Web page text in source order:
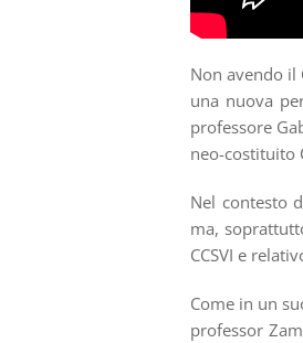
Non avendo il
una nuova
professore
neo-costituito
Nel contesto
ma,
CCSVI e
Come in un
professor